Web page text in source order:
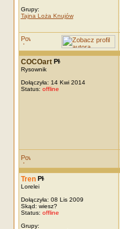
Grupy:
Tajna Loża Knujów
COCOart
Rysownik
Dołączyła: 14 Kwi 2014
Status: offline
Tren
Lorelei
Dołączyła: 08 Lis 2009
Skąd: wiesz?
Status: offline
Grupy: